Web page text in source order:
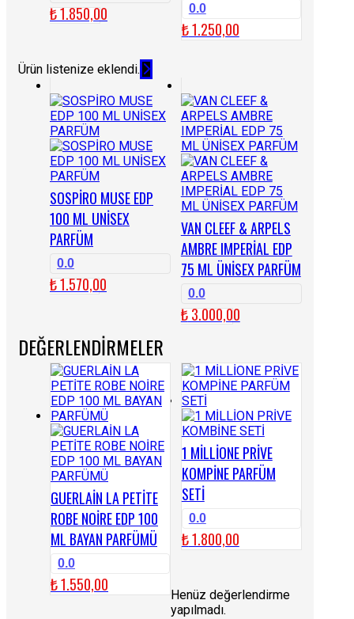
₺1.850,00 0.0
₺1.250,00
SOSPİRO MUSE EDP
100 ML UNİSEX
PARFÜM
0.0
₺1.570,00
VAN CLEEF & ARPELS
AMBRE IMPERİAL EDP
75 ML ÜNİSEX PARFÜM
0.0
₺3.000,00
GUERLAİN LA PETİTE
ROBE NOİRE EDP 100
ML BAYAN PARFÜMÜ
0.0
₺1.550,00
1 MİLLİONE PRİVE
KOMPİNE PARFÜM
SETİ
0.0
₺1.800,00
Ürün listenize eklendi.
DEĞERLENDIRMELER
Henüz değerlendirme
yapılmadı.